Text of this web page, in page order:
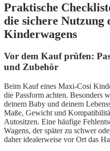
Praktische
die sichere Nutzung
Kinderwagens
Vor dem Kauf prüfen:
und Zubehör
Beim Kauf eines Maxi-Cosi
die Passform achten. Besonders
deinem Baby und deinem
Maße, Gewicht und
Autositzen. Eine häufige
Wagens, der später zu schwer
daher idealerweise vor Ort das